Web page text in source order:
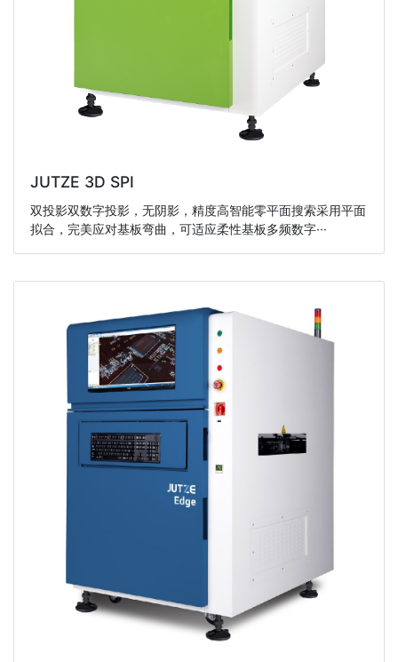
JUTZE 3D SPI
双投影双数字投影，无阴影，精度高智能零平面搜索采用平面
拟合，完美应对基板弯曲，可适应柔性基板多频数字···